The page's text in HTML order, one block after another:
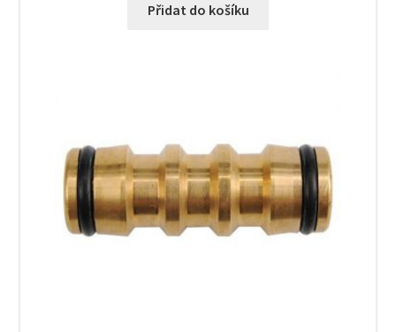
Přidat do košíku